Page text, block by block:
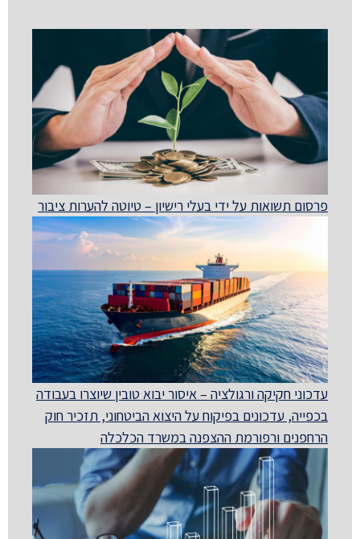
פרסום תשואות על ידי בעלי רישיון – טיוטה להערות ציבור
עדכוני חקיקה ורגולציה – איסור יבוא טובין שיוצרו בעבודה
בכפייה, עדכונים בפיקוח על היצוא הביטחוני, תזכיר חוק
הרחפנים ורפורמת ההצפנה במשרד הכלכלה